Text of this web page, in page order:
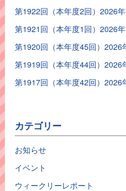
第1922回（本年度2回）2026年
第1921回（本年度1回）2026年
第1920回（本年度45回）2026
第1919回（本年度44回）2026
第1917回（本年度42回）2026
カテゴリー
お知らせ
イベント
ウィークリーレポート